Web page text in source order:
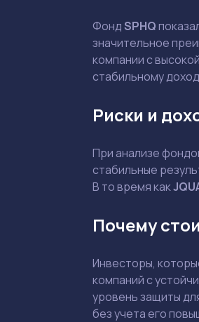
ФондSPHQ
значительное
компании с
стабильному
Риски и
При анализе
стабильные
В то время как
Почему
Инвесторы,
компаний с
уровень защиты
без учета его